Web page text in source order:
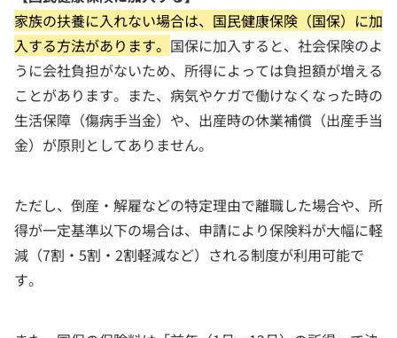
家族の扶養に入れない場合は、国民健康保険（国保）に加
入する方法があります。 国保に加入すると、社会保険のよ
うに会社負担がないため、所得によっては負担額が増える
ことがあります。また、病気やケガで働けなくなった時の
生活保障（傷病手当金）や、出産時の休業補償（出産手当
金）が原則としてありません。
ただし、倒産・解雇などの特定理由で離職した場合や、所
得が一定基準以下の場合は、申請により保険料が大幅に軽
減（7割・5割・2割軽減など）される制度が利用可能で
す。